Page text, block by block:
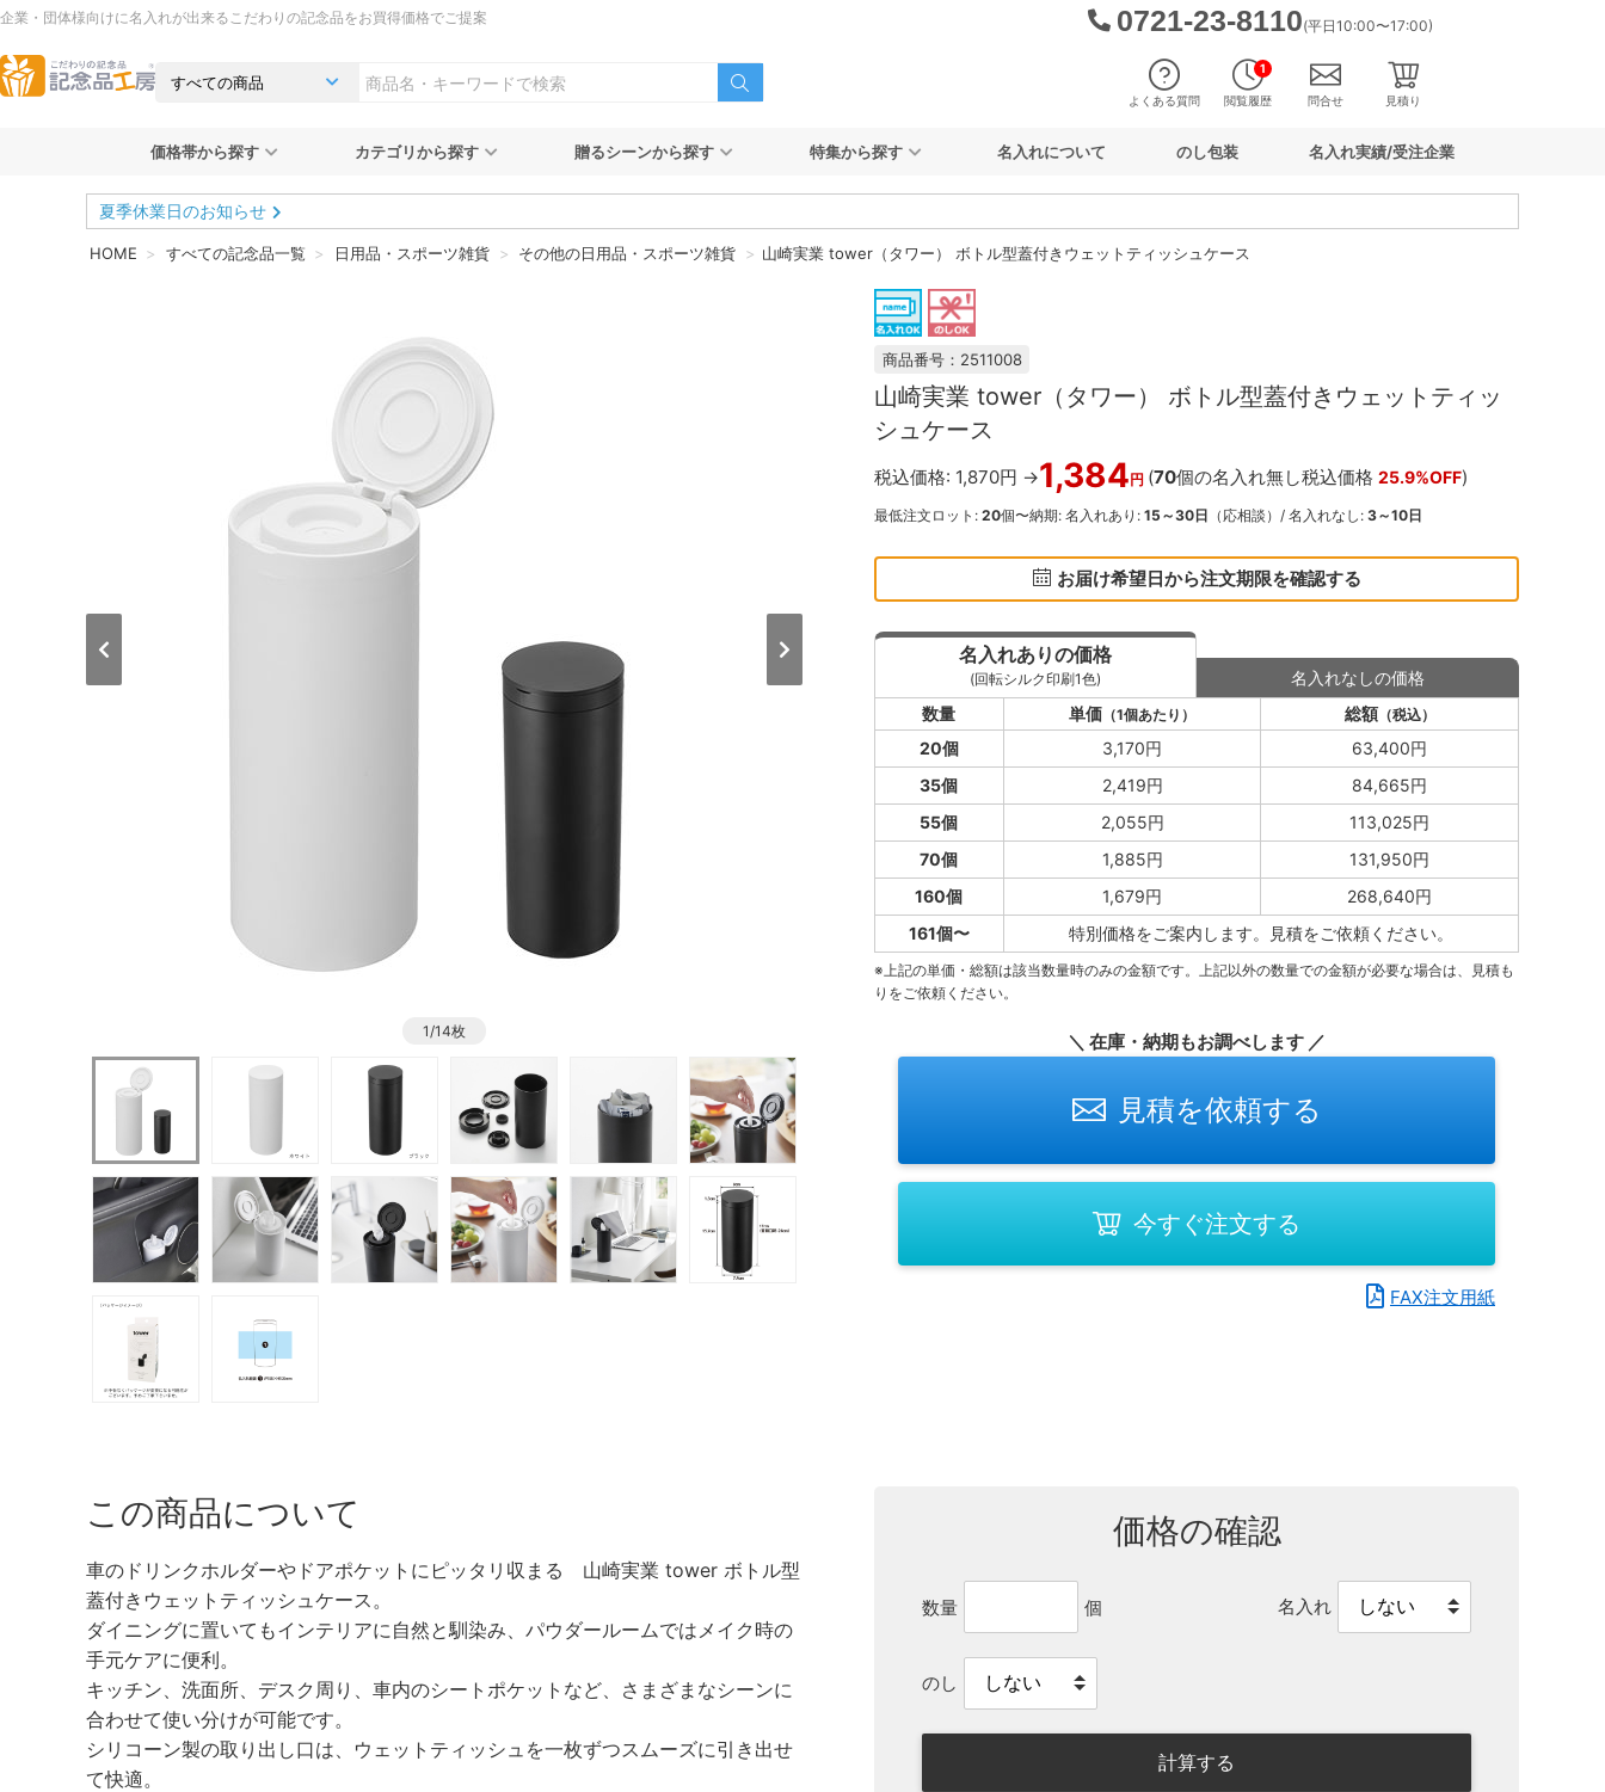
企業・団体様向けに名入れが出来るこだわりの記念品をお買得価格でご提案 0721-23-8110(平日10:00〜17:00)
よくある質問 閲覧履歴
1
問合せ 見積り
価格帯から探す カテゴリから探す 贈るシーンから探す 特集から探す 名入れについて のし包装 名入れ実績/受注企業
夏季休業日のお知らせ
HOME すべての記念品一覧 日用品・スポーツ雑貨 その他の日用品・スポーツ雑貨 山崎実業 tower（タワー） ボトル型蓋付きウェットティッシュケース
1/14枚
商品番号：2511008
山崎実業 tower（タワー） ボトル型蓋付きウェットティッ
シュケース
税込価格: 1,870円 →1,384円 (70個の名入れ無し税込価格 25.9%OFF)
最低注文ロット: 20個〜納期: 名入れあり: 15～30日 （応相談）/ 名入れなし: 3～10日
お届け希望日から注文期限を確認する
名入れありの価格
(回転シルク印刷1色)
名入れなしの価格
数量
単価 （1個あたり） 総額（税込）
20個 3,170円
63,400円
35個
2,419円
84,665円
55個
2,055円
113,025円
70個
1,885円
131,950円
160個
1,679円
268,640円
161個〜
特別価格をご案内します。 見積をご依頼ください。
※上記の単価・総額は該当数量時のみの金額です。上記以外の数量での金額が必要な場合は、見積も
りをご依頼ください。
＼ 在庫・納期もお調べします ／
見積を依頼する
今すぐ注文する
FAX注文用紙
この商品について
車のドリンクホルダーやドアポケットにピッタリ収まる 山崎実業 tower ボトル型
蓋付きウェットティッシュケース。
ダイニングに置いてもインテリアに自然と馴染み、パウダールームではメイク時の
手元ケアに便利。
キッチン、洗面所、デスク周り、車内のシートポケットなど、さまざまなシーンに
合わせて使い分けが可能です。
シリコーン製の取り出し口は、ウェットティッシュを一枚ずつスムーズに引き出せ
て快適。
価格の確認
数量 個 名入れ
のし
計算する